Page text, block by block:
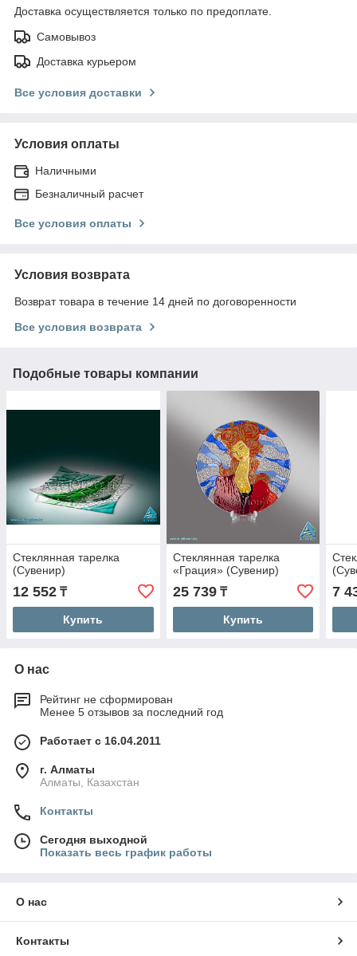
Доставка осуществляется только по предоплате.
Самовывоз
Доставка курьером
Все условия доставки
Условия оплаты
Наличными
Безналичный расчет
Все условия оплаты
Условия возврата
Возврат товара в течение 14 дней по договоренности
Все условия возврата
Подобные товары компании
Стеклянная тарелка
(Сувенир)
12 552 ₸
Купить
Стеклянная тарелка
«Грация» (Сувенир)
25 739₸
Купить
7
О нас
Рейтинг не сформирован
Менее 5 отзывов за последний год
Работает с 16.04.2011
г. Алматы
Алматы, Казахстан
Контакты
Сегодня выходной
Показать весь график работы
О нас
Контакты